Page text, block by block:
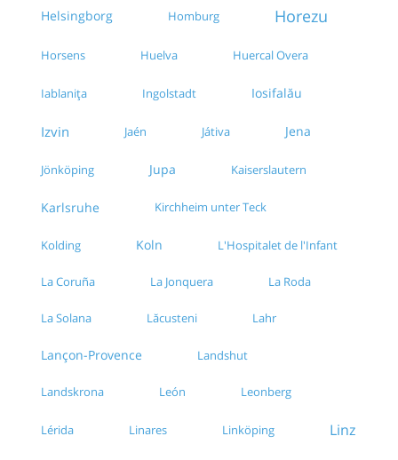
Helsingborg Homburg Horezu
Horsens Huelva Huercal Overa
Iablanița Ingolstadt Iosifalău
Izvin Jaén Játiva Jena
Jönköping Jupa Kaiserslautern
Karlsruhe Kirchheim unter Teck
Kolding Koln L'Hospitalet de l'Infant
La Coruña La Jonquera La Roda
La Solana Lăcusteni Lahr
Lançon-Provence Landshut
Landskrona León Leonberg
Lérida Linares Linköping Linz